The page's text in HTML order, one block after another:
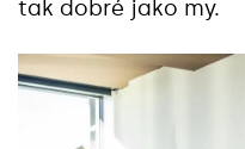
tak dobré jako my.